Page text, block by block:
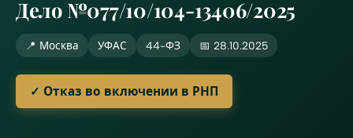
Дело №077/10/104-13406/2025
📍 Москва УФАС 44-ФЗ 📅 28.10.2025
✓ Отказ во включении в РНП